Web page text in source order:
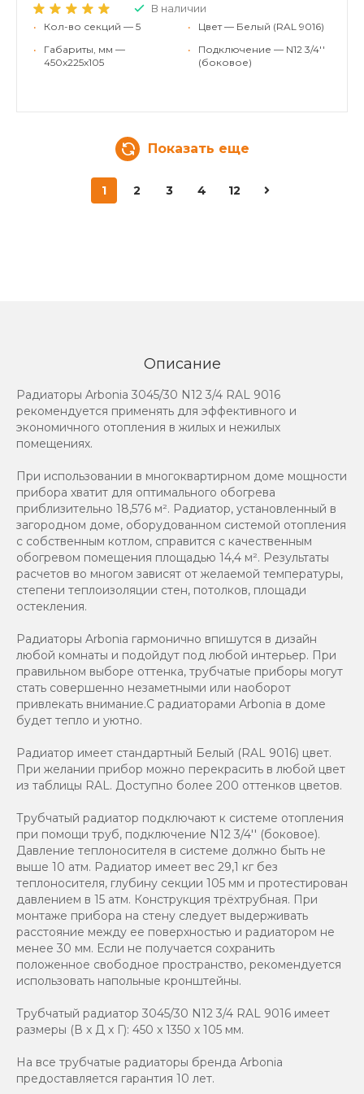
В наличии
•
Кол-во секций — 5
•
Габариты, мм —
450x225x105
•
Цвет — Белый (RAL 9016)
•
Подключение — N12 3/4''
(боковое)
Показать еще
1 2 3 4 12
Описание
Радиаторы Arbonia 3045/30 N12 3/4 RAL 9016
рекомендуется применять для эффективного и
экономичного отопления в жилых и нежилых
помещениях.
При использовании в многоквартирном доме мощности
прибора хватит для оптимального обогрева
приблизительно 18,576 м². Радиатор, установленный в
загородном доме, оборудованном системой отопления
с собственным котлом, справится с качественным
обогревом помещения площадью 14,4 м². Результаты
расчетов во многом зависят от желаемой температуры,
степени теплоизоляции стен, потолков, площади
остекления.
Радиаторы Arbonia гармонично впишутся в дизайн
любой комнаты и подойдут под любой интерьер. При
правильном выборе оттенка, трубчатые приборы могут
стать совершенно незаметными или наоборот
привлекать внимание.С радиаторами Аrbonia в доме
будет тепло и уютно.
Радиатор имеет стандартный Белый (RAL 9016) цвет.
При желании прибор можно перекрасить в любой цвет
из таблицы RAL. Доступно более 200 оттенков цветов.
Трубчатый радиатор подключают к системе отопления
при помощи труб, подключение N12 3/4'' (боковое).
Давление теплоносителя в системе должно быть не
выше 10 атм. Радиатор имеет вес 29,1 кг без
теплоносителя, глубину секции 105 мм и протестирован
давлением в 15 атм. Конструкция трёхтрубная. При
монтаже прибора на стену следует выдерживать
расстояние между ее поверхностью и радиатором не
менее 30 мм. Если не получается сохранить
положенное свободное пространство, рекомендуется
использовать напольные кронштейны.
Трубчатый радиатор 3045/30 N12 3/4 RAL 9016 имеет
размеры (В x Д x Г): 450 x 1350 x 105 мм.
На все трубчатые радиаторы бренда Аrbonia
предоставляется гарантия 10 лет.